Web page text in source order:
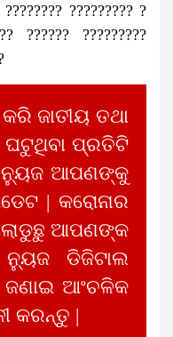
????????? ?
?????? ?????????
ଜାତୀୟ ତଥା
ଘଟୁଥିବା ପ୍ରତିଟି
ନ୍ୟୁଜ ଆପଣଙ୍କୁ
| କରୋନାର
ଆପଣଙ୍କ
ଡିଜିଟାଲ
ଜଣାଇ ଆଂଚଳିକ
କରନ୍ତୁ |